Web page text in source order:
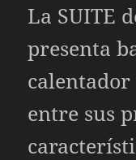
La SUITE
presenta
entre sus